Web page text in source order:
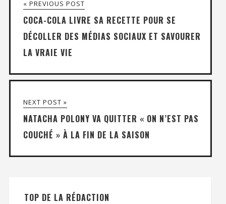
« PREVIOUS POST
COCA-COLA LIVRE SA RECETTE POUR SE
DÉCOLLER DES MÉDIAS SOCIAUX ET SAVOURER
LA VRAIE VIE
NEXT POST »
NATACHA POLONY VA QUITTER « ON N’EST PAS
COUCHÉ » À LA FIN DE LA SAISON
TOP DE LA RÉDACTION